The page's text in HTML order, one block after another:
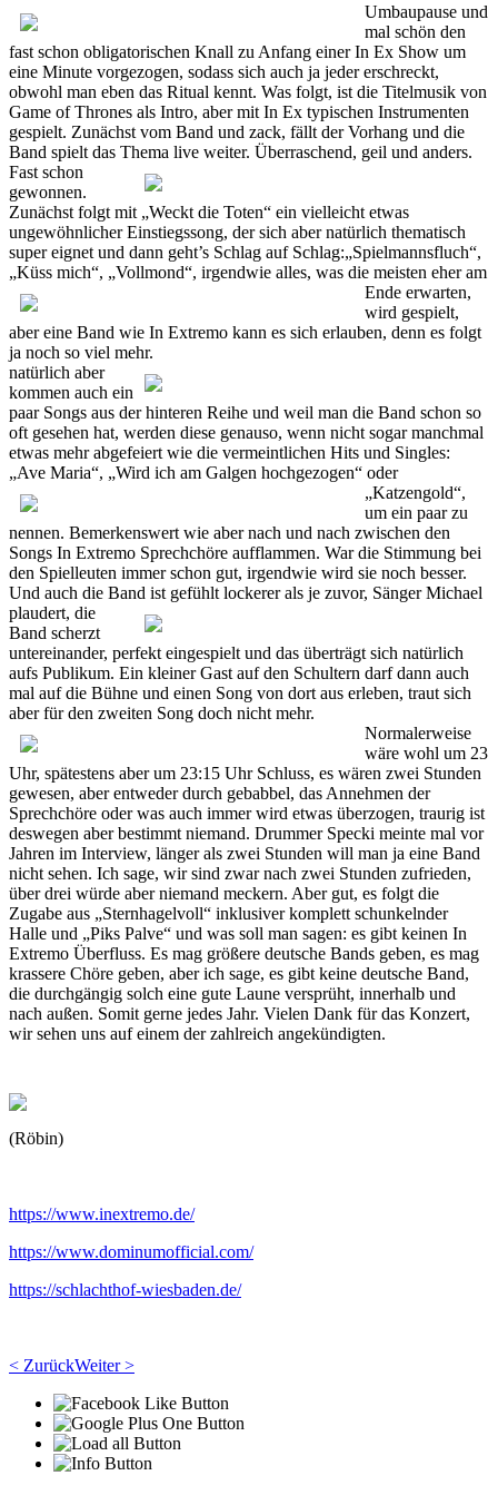
Umbaupause und
mal schön den
fast schon obligatorischen Knall zu Anfang einer In Ex Show um
eine Minute vorgezogen, sodass sich auch ja jeder erschreckt,
obwohl man eben das Ritual kennt. Was folgt, ist die Titelmusik von
Game of Thrones als Intro, aber mit In Ex typischen Instrumenten
gespielt. Zunächst vom Band und zack, fällt der Vorhang und die
Band spielt das Thema live weiter. Überraschend, geil und anders.
Fast schon
gewonnen.
Zunächst folgt mit „Weckt die Toten“ ein vielleicht etwas
ungewöhnlicher Einstiegssong, der sich aber natürlich thematisch
super eignet und dann geht’s Schlag auf Schlag:„Spielmannsfluch“,
„Küss mich“, „Vollmond“, irgendwie alles, was die meisten eher am
Ende erwarten,
wird gespielt,
aber eine Band wie In Extremo kann es sich erlauben, denn es folgt
ja noch so viel mehr.
natürlich aber
kommen auch ein
paar Songs aus der hinteren Reihe und weil man die Band schon so
oft gesehen hat, werden diese genauso, wenn nicht sogar manchmal
etwas mehr abgefeiert wie die vermeintlichen Hits und Singles:
„Ave Maria“, „Wird ich am Galgen hochgezogen“ oder
„Katzengold“,
um ein paar zu
nennen. Bemerkenswert wie aber nach und nach zwischen den
Songs In Extremo Sprechchöre aufflammen. War die Stimmung bei
den Spielleuten immer schon gut, irgendwie wird sie noch besser.
Und auch die Band ist gefühlt lockerer als je zuvor, Sänger Michael
plaudert, die
Band scherzt
untereinander, perfekt eingespielt und das überträgt sich natürlich
aufs Publikum. Ein kleiner Gast auf den Schultern darf dann auch
mal auf die Bühne und einen Song von dort aus erleben, traut sich
aber für den zweiten Song doch nicht mehr.
Normalerweise
wäre wohl um 23
Uhr, spätestens aber um 23:15 Uhr Schluss, es wären zwei Stunden
gewesen, aber entweder durch gebabbel, das Annehmen der
Sprechchöre oder was auch immer wird etwas überzogen, traurig ist
deswegen aber bestimmt niemand. Drummer Specki meinte mal vor
Jahren im Interview, länger als zwei Stunden will man ja eine Band
nicht sehen. Ich sage, wir sind zwar nach zwei Stunden zufrieden,
über drei würde aber niemand meckern. Aber gut, es folgt die
Zugabe aus „Sternhagelvoll“ inklusiver komplett schunkelnder
Halle und „Piks Palve“ und was soll man sagen: es gibt keinen In
Extremo Überfluss. Es mag größere deutsche Bands geben, es mag
krassere Chöre geben, aber ich sage, es gibt keine deutsche Band,
die durchgängig solch eine gute Laune versprüht, innerhalb und
nach außen. Somit gerne jedes Jahr. Vielen Dank für das Konzert,
wir sehen uns auf einem der zahlreich angekündigten.
(Röbin)
https://www.inextremo.de/
https://www.dominumofficial.com/
https://schlachthof-wiesbaden.de/
< ZurückWeiter >